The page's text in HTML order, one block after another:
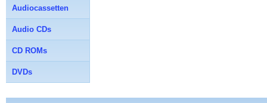
Audiocassetten
Audio CDs
CD ROMs
DVDs